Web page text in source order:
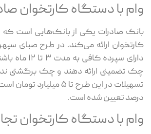
وام با دستگاه کارتخوان
بانک صادرات یکی از بانک‌هایی است که
دارای سپرده
چک تضمینی ارائه دهند و چک برگشتی
درصد تعیین شده است.
وام با دستگاه کارتخوان